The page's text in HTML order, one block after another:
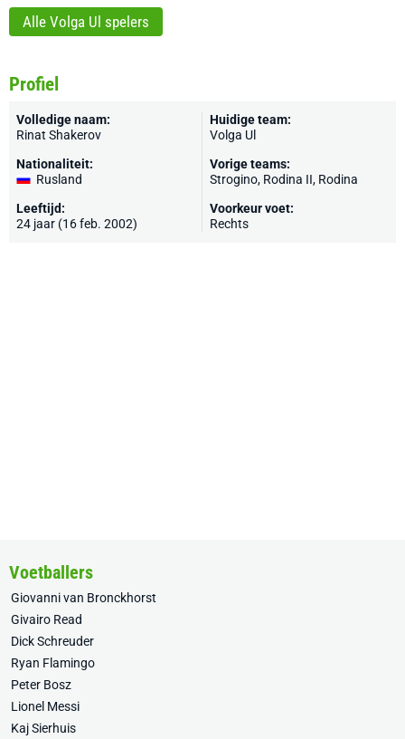
Alle Volga Ul spelers
Profiel
Volledige naam:
Rinat Shakerov
Nationaliteit:
Rusland
Leeftijd:
24 jaar (16 feb. 2002)
Huidige team:
Volga Ul
Vorige teams:
Strogino, Rodina II, Rodina
Voorkeur voet:
Rechts
Voetballers
Giovanni van Bronckhorst
Givairo Read
Dick Schreuder
Ryan Flamingo
Peter Bosz
Lionel Messi
Kaj Sierhuis